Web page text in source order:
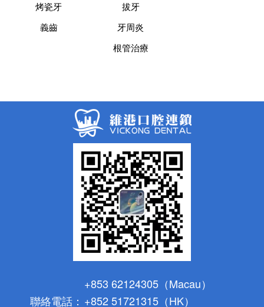
烤瓷牙
義齒
拔牙
牙周炎
根管治療
聯絡電話：
+853 62124305（Macau）
+852 51721315（HK）